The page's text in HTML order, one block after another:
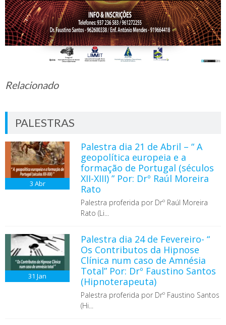
Relacionado
PALESTRAS
3 Abr
Palestra dia 21 de Abril – “ A
geopolítica europeia e a
formação de Portugal (séculos
XII-XIII) ” Por: Drº Raúl Moreira
Rato
Palestra proferida por Drº Raúl Moreira
Rato (Li...
31 Jan
Palestra dia 24 de Fevereiro- “
Os Contributos da Hipnose
Clínica num caso de Amnésia
Total” Por: Drº Faustino Santos
(Hipnoterapeuta)
Palestra proferida por Drº Faustino Santos
(Hi...